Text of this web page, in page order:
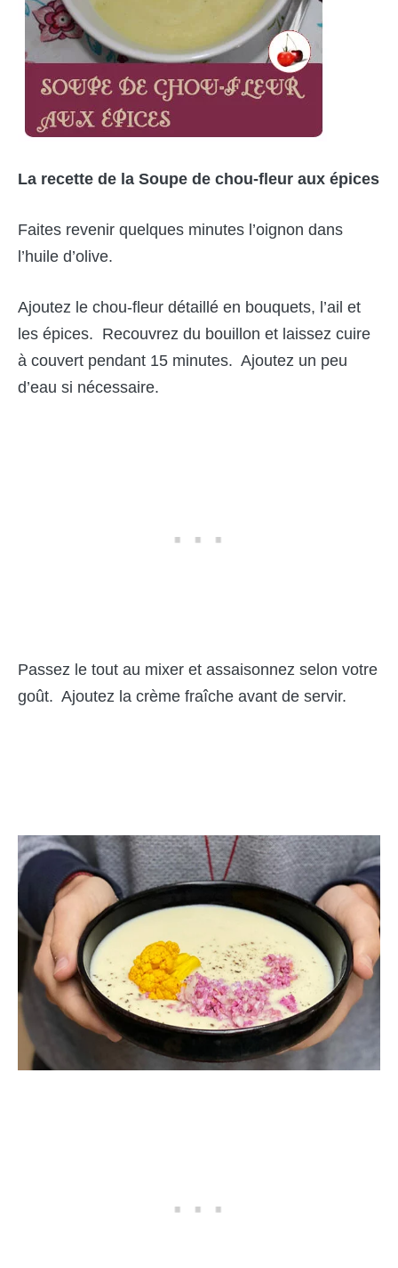
La recette de la Soupe de chou-fleur aux épices
Faites revenir quelques minutes l’oignon dans
l’huile d’olive.
Ajoutez le chou-fleur détaillé en bouquets, l’ail et
les épices. Recouvrez du bouillon et laissez cuire
à couvert pendant 15 minutes. Ajoutez un peu
d’eau si nécessaire.
Passez le tout au mixer et assaisonnez selon votre
goût. Ajoutez la crème fraîche avant de servir.